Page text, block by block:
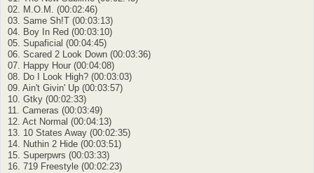
02. M.O.M. (00:02:46)
03. Same Sh!T (00:03:13)
04. Boy In Red (00:03:10)
05. Supaficial (00:04:45)
06. Scared 2 Look Down (00:03:36)
07. Happy Hour (00:04:08)
08. Do I Look High? (00:03:03)
09. Ain't Givin' Up (00:03:57)
10. Gtky (00:02:33)
11. Cameras (00:03:49)
12. Act Normal (00:04:13)
13. 10 States Away (00:02:35)
14. Nuthin 2 Hide (00:03:51)
15. Superpwrs (00:03:33)
16. 719 Freestyle (00:02:23)